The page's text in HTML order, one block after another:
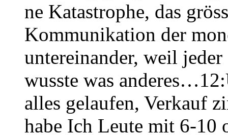
ne Katastrophe, das
Kommunikation der
untereinander, weil
wusste was
alles gelaufen, Verkauf
habe Ich Leute mit 6-10